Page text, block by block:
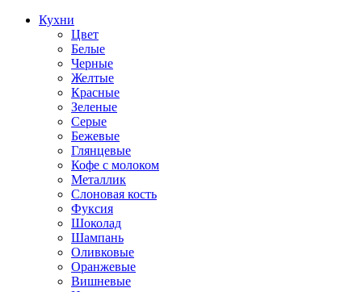
Кухни
Цвет
Белые
Черные
Желтые
Красные
Зеленые
Серые
Бежевые
Глянцевые
Кофе с молоком
Металлик
Слоновая кость
Фуксия
Шоколад
Шампань
Оливковые
Оранжевые
Вишневые